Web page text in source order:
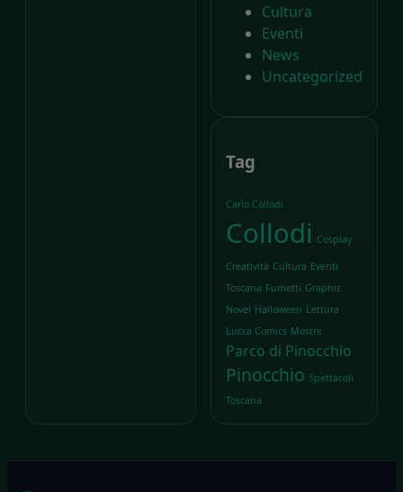
Cultura
Eventi
News
Uncategorized
Tag
Carlo Collodi
Collodi Cosplay
Creatività Cultura Eventi
Toscana Fumetti Graphic
Novel Halloween Lettura
Lucca Comics Mostre
Parco di Pinocchio
Pinocchio Spettacoli
Toscana